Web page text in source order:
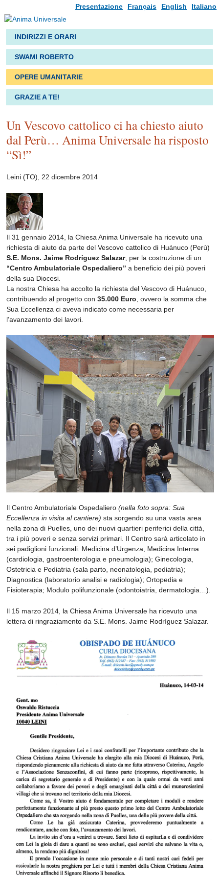
Italiano
English
Français
Presentazione
INDIRIZZI E ORARI
SWAMI ROBERTO
OPERE UMANITARIE
GRAZIE A TE!
Un Vescovo cattolico ci ha chiesto aiuto
dal Perù… Anima Universale ha risposto
“Sì!”
Leini (TO), 22 dicembre 2014
Il 31 gennaio 2014, la Chiesa Anima Universale ha ricevuto una
richiesta di aiuto da parte del Vescovo cattolico di Huánuco (Perù)
S.E. Mons. Jaime Rodríguez Salazar, per la costruzione di un
“Centro Ambulatoriale Ospedaliero” a beneficio dei più poveri
della sua Diocesi.
La nostra Chiesa ha accolto la richiesta del Vescovo di Huánuco,
contribuendo al progetto con 35.000 Euro , ovvero la somma che
Sua Eccellenza ci aveva indicato come necessaria per
l’avanzamento dei lavori.
Il Centro Ambulatoriale Ospedaliero (nella foto sopra: Sua
Eccellenza in visita al cantiere) sta sorgendo su una vasta area
nella zona di Puelles, uno dei nuovi quartieri periferici della città,
tra i più poveri e senza servizi primari. Il Centro sarà articolato in
sei padiglioni funzionali: Medicina d’Urgenza; Medicina Interna
(cardiologia, gastroenterologia e pneumologia); Ginecologia,
Ostetricia e Pediatria (sala parto, neonatologia, pediatria);
Diagnostica (laboratorio analisi e radiologia); Ortopedia e
Fisioterapia; Modulo polifunzionale (odontoiatria, dermatologia…).
Il 15 marzo 2014, la Chiesa Anima Universale ha ricevuto una
lettera di ringraziamento da S.E. Mons. Jaime Rodríguez Salazar.